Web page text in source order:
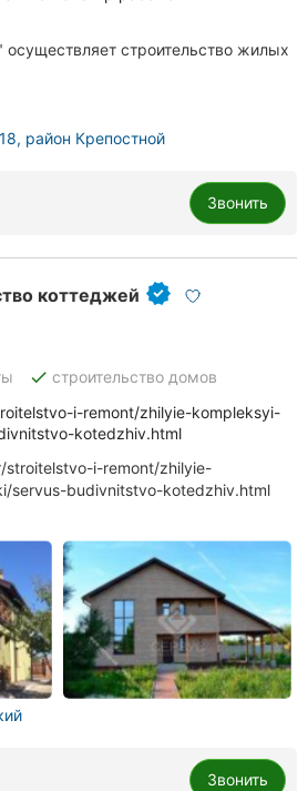
осуществляет строительство жилых
район Крепостной
Звонить
коттеджей
done строительство домов
i-remont/zhilyie-kompleksyi-
kotedzhiv.html
i-remont/zhilyie-
servus-budivnitstvo-kotedzhiv.html
Звонить